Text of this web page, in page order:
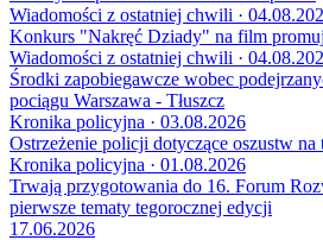
Wiadomości z ostatniej chwili ·
Konkurs "Nakręć Dziady" na film
Wiadomości z ostatniej chwili ·
Środki zapobiegawcze wobec
pociągu Warszawa - Tłuszcz
Kronika policyjna · 03.08.2026
Ostrzeżenie policji dotyczące oszustw
Kronika policyjna · 01.08.2026
Trwają przygotowania do 16. Forum
pierwsze tematy tegorocznej edycji
17.06.2026